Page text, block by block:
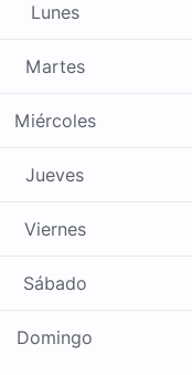
Lunes
Martes
Miércoles
Jueves
Viernes
Sábado
Domingo